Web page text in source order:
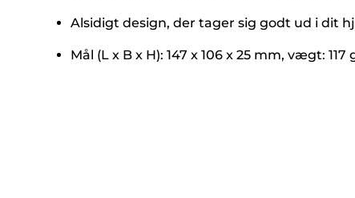
Alsidigt design, der tager sig godt ud i dit
Mål (L x B x H): 147 x 106 x 25 mm, vægt: 117